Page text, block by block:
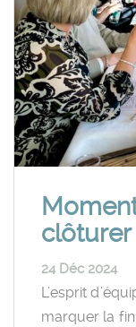
clôturer
24 Déc 2024
L’esprit
marquer la fin